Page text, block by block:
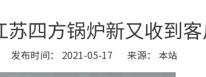
四方锅炉新又收到客
发布时间： 2021-05-17 来源： 本站